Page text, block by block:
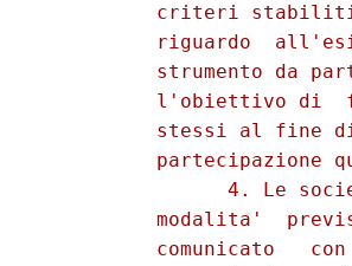
criteri
riguardo
strumento da
l'obiettivo di
stessi al fine
partecipazione
4. Le
modalita'
comunicato